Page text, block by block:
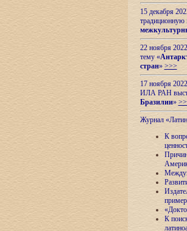
15 декабря
22 ноября
тему «
стран» >>>
17 ноября
ИЛА РАН
Бразилии»
Журнал
К
К